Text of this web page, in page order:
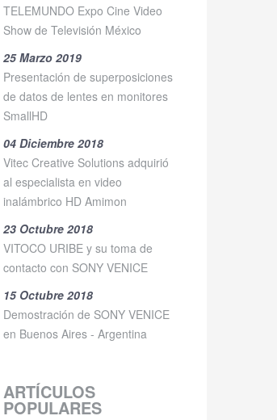
TELEMUNDO Expo Cine Video
Show de Televisión México
25 Marzo 2019
Presentación de superposiciones
de datos de lentes en monitores
SmallHD
04 Diciembre 2018
Vitec Creative Solutions adquirió
al especialista en video
inalámbrico HD Amimon
23 Octubre 2018
VITOCO URIBE y su toma de
contacto con SONY VENICE
15 Octubre 2018
Demostración de SONY VENICE
en Buenos Aires - Argentina
ARTÍCULOS
POPULARES